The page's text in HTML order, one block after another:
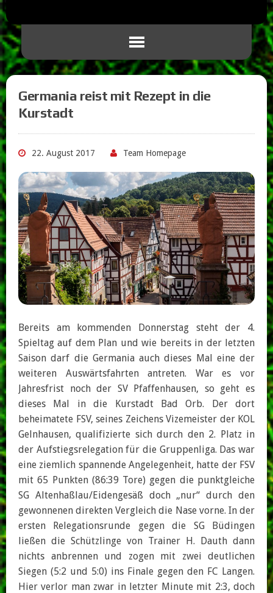
Germania reist mit Rezept in die
Kurstadt
22. August 2017 Team Homepage
Bereits am kommenden Donnerstag steht der 4.
Spieltag auf dem Plan und wie bereits in der letzten
Saison darf die Germania auch dieses Mal eine der
weiteren Auswärtsfahrten antreten. War es vor
Jahresfrist noch der SV Pfaffenhausen, so geht es
dieses Mal in die Kurstadt Bad Orb. Der dort
beheimatete FSV, seines Zeichens Vizemeister der KOL
Gelnhausen, qualifizierte sich durch den 2. Platz in
der Aufstiegsrelegation für die Gruppenliga. Das war
eine ziemlich spannende Angelegenheit, hatte der FSV
mit 65 Punkten (86:39 Tore) gegen die punktgleiche
SG Altenhaßlau/Eidengesäß doch „nur“ durch den
gewonnenen direkten Vergleich die Nase vorne. In der
ersten Relegationsrunde gegen die SG Büdingen
ließen die Schützlinge von Trainer H. Dauth dann
nichts anbrennen und zogen mit zwei deutlichen
Siegen (5:2 und 5:0) ins Finale gegen den FC Langen.
Hier verlor man zwar in letzter Minute mit 2:3, doch